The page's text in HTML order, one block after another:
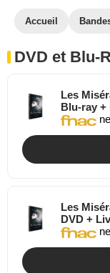
Accueil
DVD et Blu-
Les
Blu-ray +
Les
DVD +